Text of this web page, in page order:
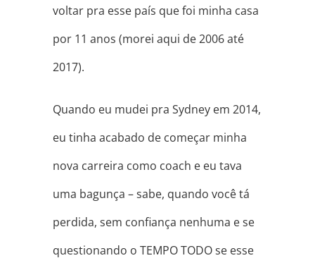
voltar pra esse país que foi minha casa
por 11 anos (morei aqui de 2006 até
2017).
Quando eu mudei pra Sydney em 2014,
eu tinha acabado de começar minha
nova carreira como coach e eu tava
uma bagunça – sabe, quando você tá
perdida, sem confiança nenhuma e se
questionando o TEMPO TODO se esse